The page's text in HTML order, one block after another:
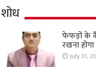
शोध
फेफड़ों के
रखना
July 31,